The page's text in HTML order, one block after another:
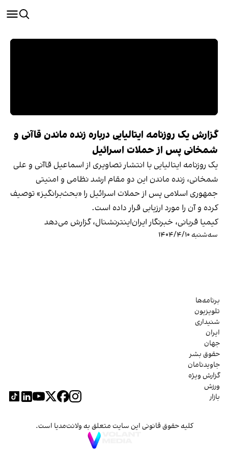
گزارش یک روزنامه ایتالیایی درباره زنده ماندن قاآنی و
شمخانی پس از حملات اسرائیل
یک روزنامه ایتالیایی با انتشار تصاویری از اسماعیل قاآنی و علی
شمخانی، زنده ماندن این دو مقام ارشد نظامی و امنیتی
جمهوری اسلامی پس از حملات اسرائیل را «بحث‌برانگیز» توصیف
کرده و آن را مورد ارزیابی قرار داده است.
کیمیا قربانی، خبرنگار ایران‌اینترنشنال، گزارش می‌دهد
سه‌شنبه ۱۴۰۴/۴/۱۰
برنامه‌ها
تلویزیون
شنیداری
ایران
جهان
حقوق بشر
جاویدنامان
گزارش ویژه
ورزش
بازار
کلیه حقوق قانونی این سایت متعلق به ولانت‌مدیا است.